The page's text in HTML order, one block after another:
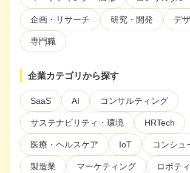
CEOインタビュー
転職
お問い合わせ
企画・リサーチ 研究・開発 デ
専門職
企業カテゴリから探す
SaaS AI コンサルティング
サステナビリティ・環境 HRTech
医療・ヘルスケア IoT コンシュ
製造業 マーケティング ロボテ